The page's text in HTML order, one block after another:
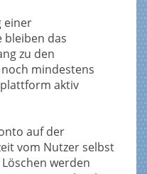
einer
bleiben das
zu den
mindestens
aktiv
auf der
vom Nutzer selbst
werden